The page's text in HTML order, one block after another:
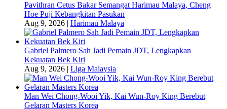
Pavithran Cetus Bakar Semangat Harimau Malaya, Cheng
Hoe Puji Kebangkitan Pasukan
Aug 9, 2026
Harimau Malaya
Gabriel Palmero Sah Jadi Pemain JDT, Lengkapkan
Kekuatan Bek Kiri
Aug 9, 2026
Liga Malaysia
Man Wei Chong-Wooi Yik, Kai Wun-Roy King Berebut
Gelaran Masters Korea